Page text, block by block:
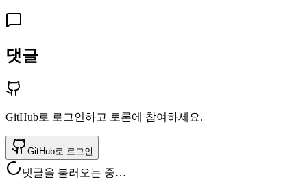
댓글
GitHub로 로그인하고 토론에 참여하세요.
GitHub로 로그인
댓글을 불러오는 중…